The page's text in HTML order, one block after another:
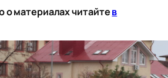
о материалах читайтев